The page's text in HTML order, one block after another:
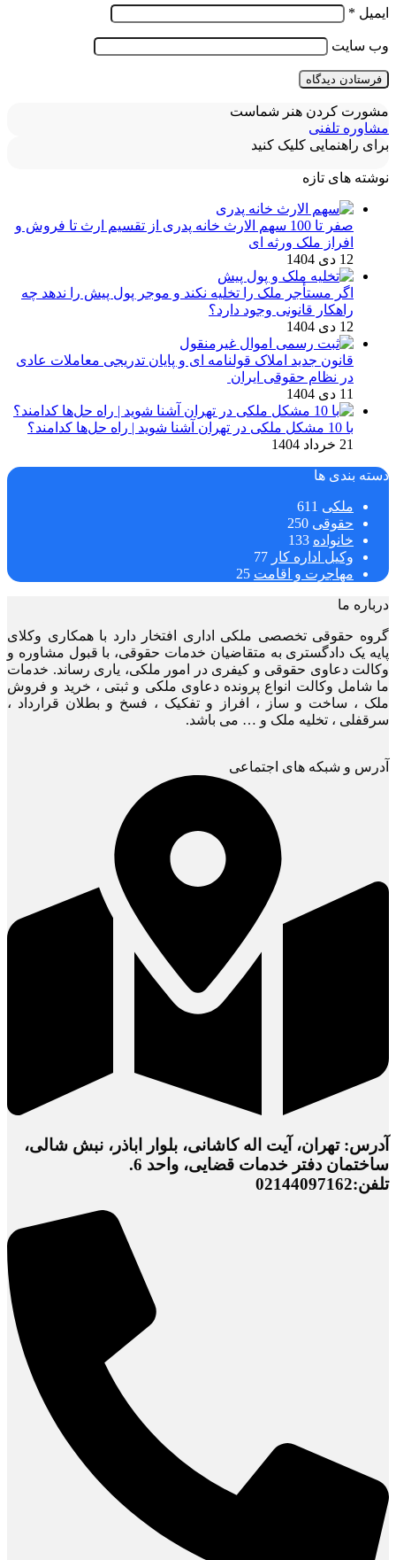
ایمیل *
وب‌ سایت
مشورت کردن هنر شماست
مشاوره تلفنی
برای راهنمایی کلیک کنید
نوشته های تازه
صفر تا 100 سهم الارث خانه پدری از تقسیم ارث تا فروش و
افراز ملک ورثه ای
12 دی 1404
اگر مستأجر ملک را تخلیه نکند و موجر پول پیش را ندهد چه
راهکار قانونی وجود دارد؟
12 دی 1404
قانون جدید املاک قولنامه ای و پایان تدریجی معاملات عادی
در نظام حقوقی ایران
11 دی 1404
با 10 مشکل ملکی در تهران آشنا شوید | راه حل‌ها کدامند؟
21 خرداد 1404
دسته بندی ها
ملکی 611
حقوقی 250
خانواده 133
وکیل اداره کار 77
مهاجرت و اقامت 25
درباره ما
گروه حقوقی تخصصی ملکی اداری افتخار دارد با همکاری وکلای
پایه یک دادگستری به متقاضیان خدمات حقوقی، با قبول مشاوره و
وکالت دعاوی حقوقی و کیفری در امور ملکی، یاری رساند. خدمات
ما شامل وکالت انواع پرونده دعاوی ملکی و ثبتی ، خرید و فروش
ملک ، ساخت و ساز ، افراز و تفکیک ، فسخ و بطلان قرارداد ،
سرقفلی ، تخلیه ملک و … می باشد.
آدرس و شبکه های اجتماعی
آدرس: تهران، آیت اله کاشانی، بلوار اباذر، نبش شالی،
ساختمان دفتر خدمات قضایی، واحد 6.
تلفن:02144097162